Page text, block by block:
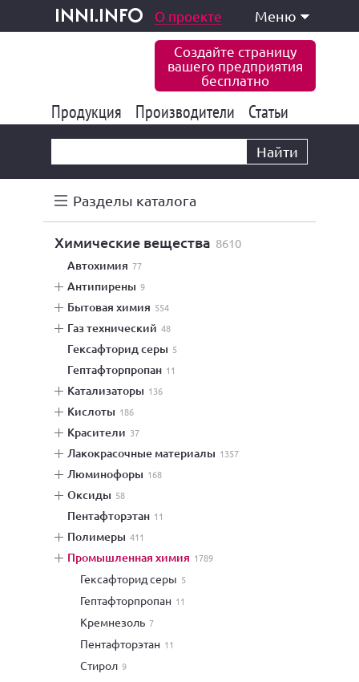
inni.info
и услуги О проекте Меню
Создайте страницу
вашего предприятия
бесплатно
Продукция 177 847
Производители 6 777
Статьи
Найти
Разделы каталога
химические вещества 8610
автохимия 77
антипирены 9
бытовая химия 554
газ технический 48
гексафторид серы 5
гептафторпропан 11
катализаторы 136
кислоты 186
красители 37
лакокрасочные материалы 1357
люминофоры 168
оксиды 58
пентафторэтан 11
полимеры 411
промышленная химия 1789
гексафторид серы 5
гептафторпропан 11
кремнезоль 7
пентафторэтан 11
стирол 9